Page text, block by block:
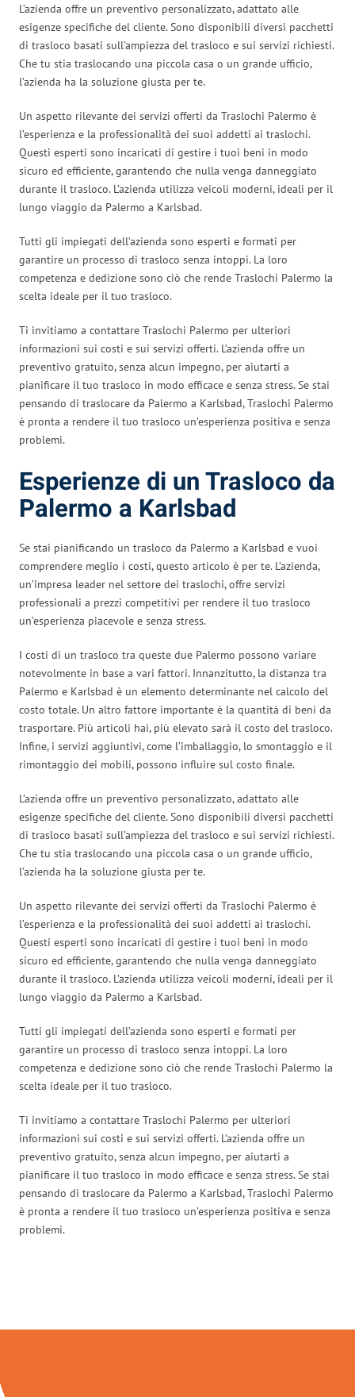
L’azienda offre un preventivo personalizzato, adattato alle
esigenze specifiche del cliente. Sono disponibili diversi pacchetti
di trasloco basati sull’ampiezza del trasloco e sui servizi richiesti.
Che tu stia traslocando una piccola casa o un grande ufficio,
l’azienda ha la soluzione giusta per te.
Un aspetto rilevante dei servizi offerti da Traslochi Palermo è
l’esperienza e la professionalità dei suoi addetti ai traslochi.
Questi esperti sono incaricati di gestire i tuoi beni in modo
sicuro ed efficiente, garantendo che nulla venga danneggiato
durante il trasloco. L’azienda utilizza veicoli moderni, ideali per il
lungo viaggio da Palermo a Karlsbad.
Tutti gli impiegati dell’azienda sono esperti e formati per
garantire un processo di trasloco senza intoppi. La loro
competenza e dedizione sono ciò che rende Traslochi Palermo la
scelta ideale per il tuo trasloco.
Ti invitiamo a contattare Traslochi Palermo per ulteriori
informazioni sui costi e sui servizi offerti. L’azienda offre un
preventivo gratuito, senza alcun impegno, per aiutarti a
pianificare il tuo trasloco in modo efficace e senza stress. Se stai
pensando di traslocare da Palermo a Karlsbad, Traslochi Palermo
è pronta a rendere il tuo trasloco un’esperienza positiva e senza
problemi.
Esperienze di un Trasloco da
Palermo a Karlsbad
Se stai pianificando un trasloco da Palermo a Karlsbad e vuoi
comprendere meglio i costi, questo articolo è per te. L’azienda,
un’impresa leader nel settore dei traslochi, offre servizi
professionali a prezzi competitivi per rendere il tuo trasloco
un’esperienza piacevole e senza stress.
I costi di un trasloco tra queste due Palermo possono variare
notevolmente in base a vari fattori. Innanzitutto, la distanza tra
Palermo e Karlsbad è un elemento determinante nel calcolo del
costo totale. Un altro fattore importante è la quantità di beni da
trasportare. Più articoli hai, più elevato sarà il costo del trasloco.
Infine, i servizi aggiuntivi, come l’imballaggio, lo smontaggio e il
rimontaggio dei mobili, possono influire sul costo finale.
L’azienda offre un preventivo personalizzato, adattato alle
esigenze specifiche del cliente. Sono disponibili diversi pacchetti
di trasloco basati sull’ampiezza del trasloco e sui servizi richiesti.
Che tu stia traslocando una piccola casa o un grande ufficio,
l’azienda ha la soluzione giusta per te.
Un aspetto rilevante dei servizi offerti da Traslochi Palermo è
l’esperienza e la professionalità dei suoi addetti ai traslochi.
Questi esperti sono incaricati di gestire i tuoi beni in modo
sicuro ed efficiente, garantendo che nulla venga danneggiato
durante il trasloco. L’azienda utilizza veicoli moderni, ideali per il
lungo viaggio da Palermo a Karlsbad.
Tutti gli impiegati dell’azienda sono esperti e formati per
garantire un processo di trasloco senza intoppi. La loro
competenza e dedizione sono ciò che rende Traslochi Palermo la
scelta ideale per il tuo trasloco.
Ti invitiamo a contattare Traslochi Palermo per ulteriori
informazioni sui costi e sui servizi offerti. L’azienda offre un
preventivo gratuito, senza alcun impegno, per aiutarti a
pianificare il tuo trasloco in modo efficace e senza stress. Se stai
pensando di traslocare da Palermo a Karlsbad, Traslochi Palermo
è pronta a rendere il tuo trasloco un’esperienza positiva e senza
problemi.